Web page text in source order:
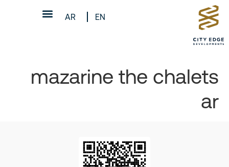
EN
AR
mazarine the chalets
ar